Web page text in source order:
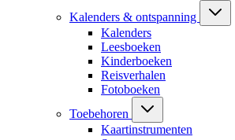
Kalenders & ontspanning
Kalenders
Leesboeken
Kinderboeken
Reisverhalen
Fotoboeken
Toebehoren
Kaartinstrumenten